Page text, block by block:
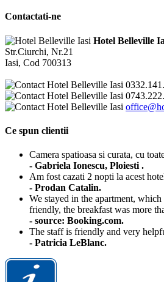
Contactati-ne
Hotel Belleville
Str.Ciurchi, Nr.21
Iasi, Cod 700313
Ce spun clientii
Camera spatioasa si curata, cu
- Gabriela Ionescu, Ploiesti .
Am fost cazati 2 nopti la acest
- Prodan Catalin.
We stayed in the apartment,
friendly, the breakfast was more
- source: Booking.com.
The staff is friendly and very
- Patricia LeBlanc.